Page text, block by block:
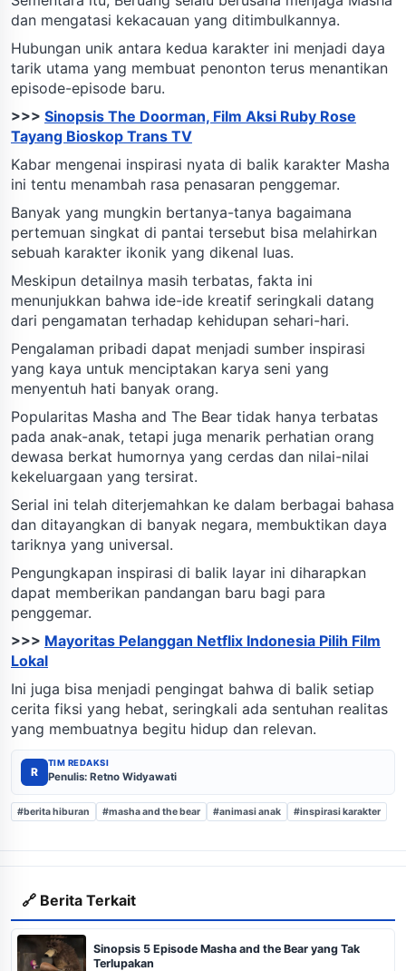
dan mengatasi kekacauan yang ditimbulkannya.
Hubungan unik antara kedua karakter ini menjadi daya
tarik utama yang membuat penonton terus menantikan
episode-episode baru.
>>> Sinopsis The Doorman, Film Aksi Ruby Rose
Tayang Bioskop Trans TV
Kabar mengenai inspirasi nyata di balik karakter Masha
ini tentu menambah rasa penasaran penggemar.
Banyak yang mungkin bertanya-tanya bagaimana
pertemuan singkat di pantai tersebut bisa melahirkan
sebuah karakter ikonik yang dikenal luas.
Meskipun detailnya masih terbatas, fakta ini
menunjukkan bahwa ide-ide kreatif seringkali datang
dari pengamatan terhadap kehidupan sehari-hari.
Pengalaman pribadi dapat menjadi sumber inspirasi
yang kaya untuk menciptakan karya seni yang
menyentuh hati banyak orang.
Popularitas Masha and The Bear tidak hanya terbatas
pada anak-anak, tetapi juga menarik perhatian orang
dewasa berkat humornya yang cerdas dan nilai-nilai
kekeluargaan yang tersirat.
Serial ini telah diterjemahkan ke dalam berbagai bahasa
dan ditayangkan di banyak negara, membuktikan daya
tariknya yang universal.
Pengungkapan inspirasi di balik layar ini diharapkan
dapat memberikan pandangan baru bagi para
penggemar.
>>> Mayoritas Pelanggan Netflix Indonesia Pilih Film
Lokal
Ini juga bisa menjadi pengingat bahwa di balik setiap
cerita fiksi yang hebat, seringkali ada sentuhan realitas
yang membuatnya begitu hidup dan relevan.
R
TIM REDAKSI
Penulis: Retno Widyawati
#berita hiburan #masha and the bear #animasi anak #inspirasi karakter
🔗 Berita Terkait
Sinopsis 5 Episode Masha and the Bear yang Tak
Terlupakan